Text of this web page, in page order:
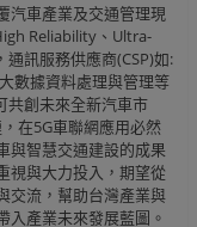
汽車產業及交通管理現
Reliability、Ultra-
訊服務供應商(CSP)如:
數據資料處理與管理等
共創未來全新汽車市
在5G車聯網應用必然
與智慧交通建設的成果
視與大力投入，期望從
交流，幫助台灣產業與
入產業未來發展藍圖。